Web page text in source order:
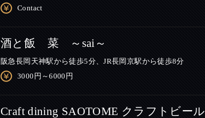
Contact
酒と飯 菜 ～sai～
阪急長岡天神駅から徒歩5分、JR長岡京駅から徒歩8分
3000円～6000円
Craft dining SAOTOME クラフトビール